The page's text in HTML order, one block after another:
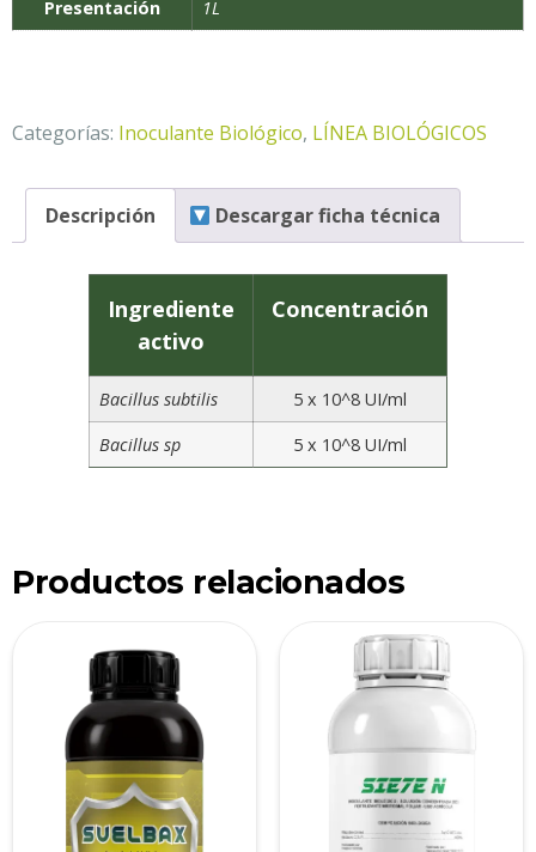
Presentación 1L
Categorías: Inoculante Biológico, LÍNEA BIOLÓGICOS
Descripción Descargar ficha técnica
Ingrediente
activo
Concentración
Bacillus subtilis
5 x 10^8 UI/ml
Bacillus sp
5 x 10^8 UI/ml
Productos relacionados